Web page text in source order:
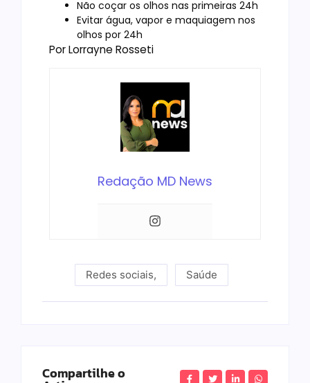
Não coçar os olhos nas primeiras 24h
Evitar água, vapor e maquiagem nos
olhos por 24h
Por Lorrayne Rosseti
Redação MD News
Redes sociais, Saúde
Compartilhe o